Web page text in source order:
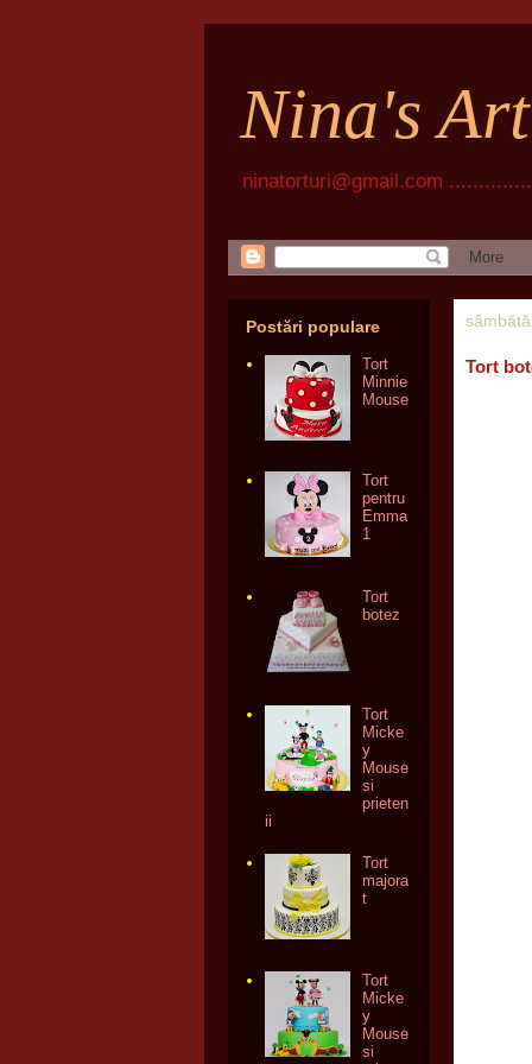
Nina's
ninatorturi@gmail.com
Tort
Postări populare
Tort
Minnie
Mouse
Tort
pentru
Emma
1
Tort
botez
Tort
Micke
y
Mouse
si
prieten
ii
Tort
majora
t
Tort
Micke
y
Mouse
si